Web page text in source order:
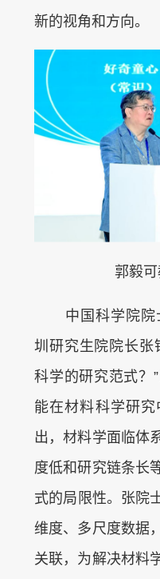
新的视角和方向。
郭毅
中国科学院
圳研究生院院长张
科学的研究范式？
能在材料科学研
出，材料学面临体
度低和研究链条长
式的局限性。张院
维度、多尺度数据
关联，为解决材料